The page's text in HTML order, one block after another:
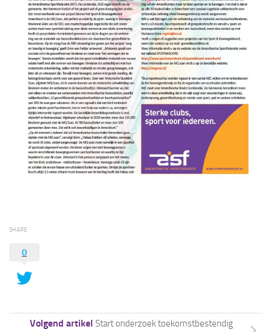
SHARE
0
Volgend artikel Start onderzoek toekomstbestendig